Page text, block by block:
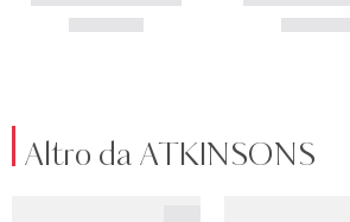
Altro da ATKINSONS